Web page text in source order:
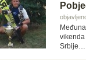
vikenda
Srbije…